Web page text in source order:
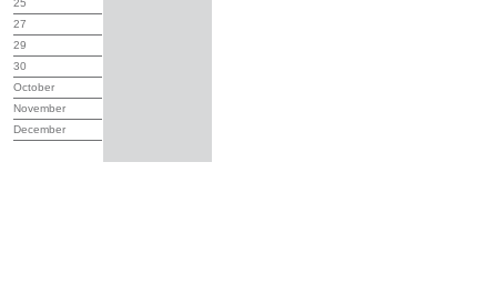
25
27
29
30
October
November
December